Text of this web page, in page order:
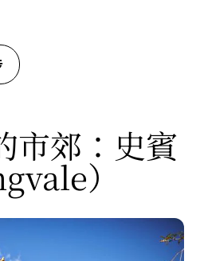
市郊：史賓
）